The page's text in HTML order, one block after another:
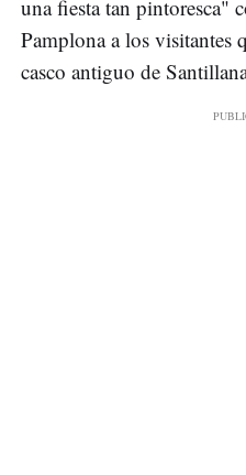
una fiesta tan pintoresca"
Pamplona a los visitantes
casco antiguo de